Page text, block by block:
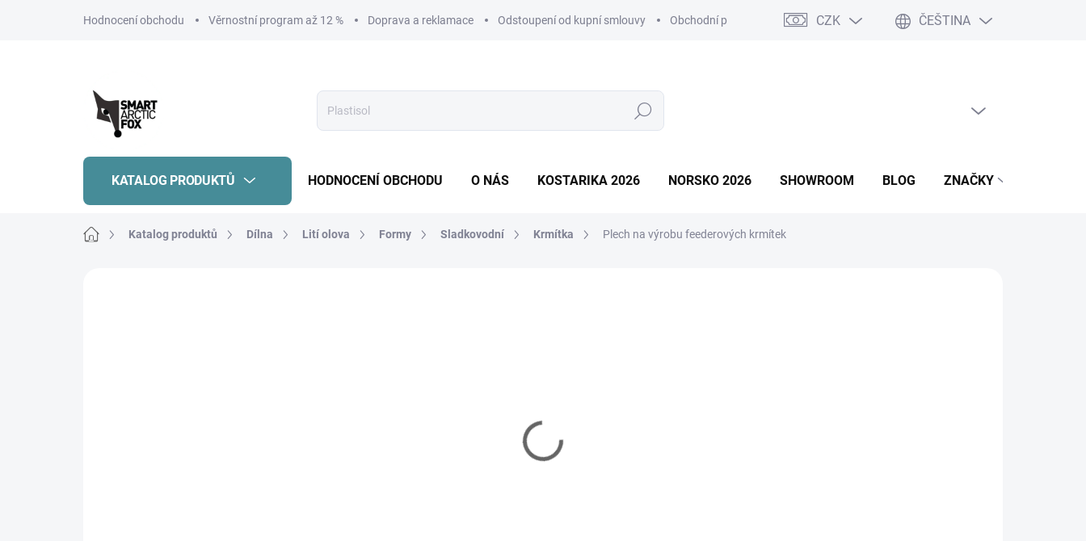
Hodnocení obchodu Věrnostní program až 12 % Doprava a reklamace Odstoupení od kupní smlouvy Obchodní podmínky Podmínky ochrany osobních údajů Napište nám
CZK ČEŠTINA
Hledat
KATALOG PRODUKTŮ HODNOCENÍ OBCHODU O NÁS KOSTARIKA 2026 NORSKO 2026 SHOWROOM BLOG ZNAČKY
Domů Katalog produktů Dílna Lití olova Formy Sladkovodní Krmítka Plech na výrobu feederových krmítek
Originální perforovaný plech na výrobu feederových krmítek od německého